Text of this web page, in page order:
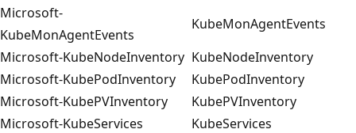
Microsoft-
KubeMonAgentEvents
KubeMonAgentEvents
Microsoft-KubeNodeInventory KubeNodeInventory
Microsoft-KubePodInventory
KubePodInventory
Microsoft-KubePVInventory
KubePVInventory
Microsoft-KubeServices
KubeServices